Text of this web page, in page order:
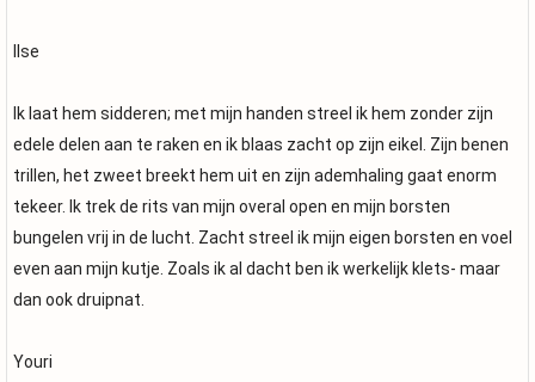
Ilse
Ik laat hem sidderen; met mijn handen streel ik hem zonder zijn
edele delen aan te raken en ik blaas zacht op zijn eikel. Zijn benen
trillen, het zweet breekt hem uit en zijn ademhaling gaat enorm
tekeer. Ik trek de rits van mijn overal open en mijn borsten
bungelen vrij in de lucht. Zacht streel ik mijn eigen borsten en voel
even aan mijn kutje. Zoals ik al dacht ben ik werkelijk klets- maar
dan ook druipnat.
Youri